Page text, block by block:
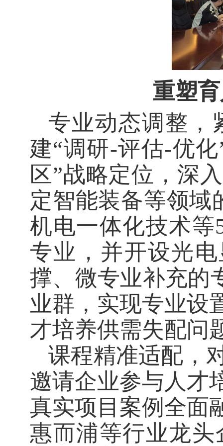
重塑
专业动态调整，
建“调研-评估-优
区”战略定位，深
定智能装备等领域
机电一体化技术
专业，并开设光
撑、微专业补充的
业群，实现专业设
才培养供需失配问
课程精准适配，
邀请企业参与人才
真实项目案例全面
惠而浦等行业龙